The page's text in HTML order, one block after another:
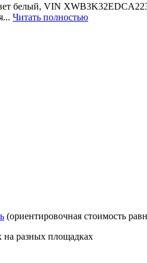
белый, VIN
Читать полностью
(ориентировочная стоимость
на разных площадках